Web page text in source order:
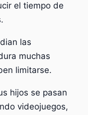
el tiempo de
las
muchas
limitarse.
hijos se pasan
videojuegos,